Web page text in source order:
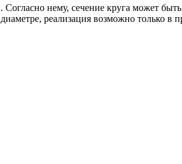
нему, сечение круга может
реализация возможно только